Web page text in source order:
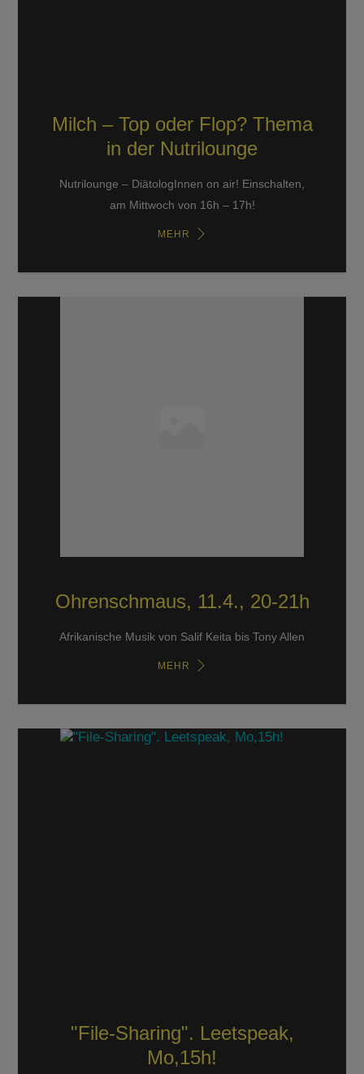
Milch – Top oder Flop? Thema
in der Nutrilounge
Nutrilounge – DiätologInnen on air! Einschalten,
am Mittwoch von 16h – 17h!
MEHR
Ohrenschmaus, 11.4., 20-21h
Afrikanische Musik von Salif Keita bis Tony Allen
MEHR
"File-Sharing". Leetspeak,
Mo,15h!